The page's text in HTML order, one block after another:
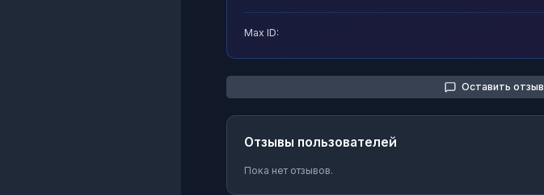
Max ID:
Оставить отзыв
Отзывы пользователей
Пока нет отзывов.